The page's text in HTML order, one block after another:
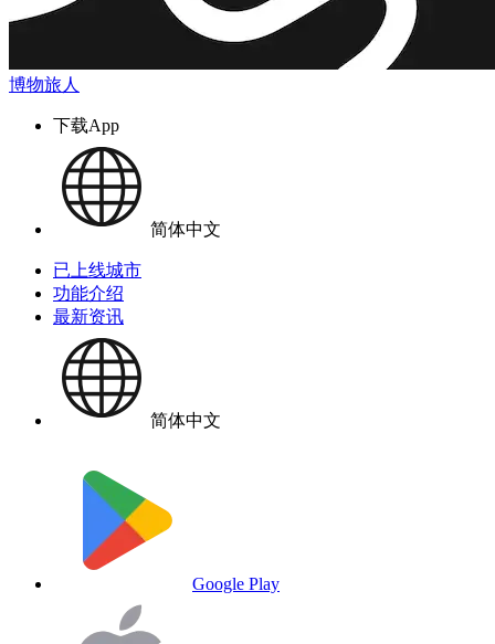
博物旅人
下载App
简体中文
已上线城市
功能介绍
最新资讯
简体中文
Google Play